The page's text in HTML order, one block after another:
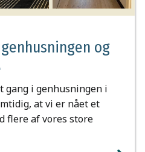
og
gang i genhusningen i
at vi er nået et
flere af vores store